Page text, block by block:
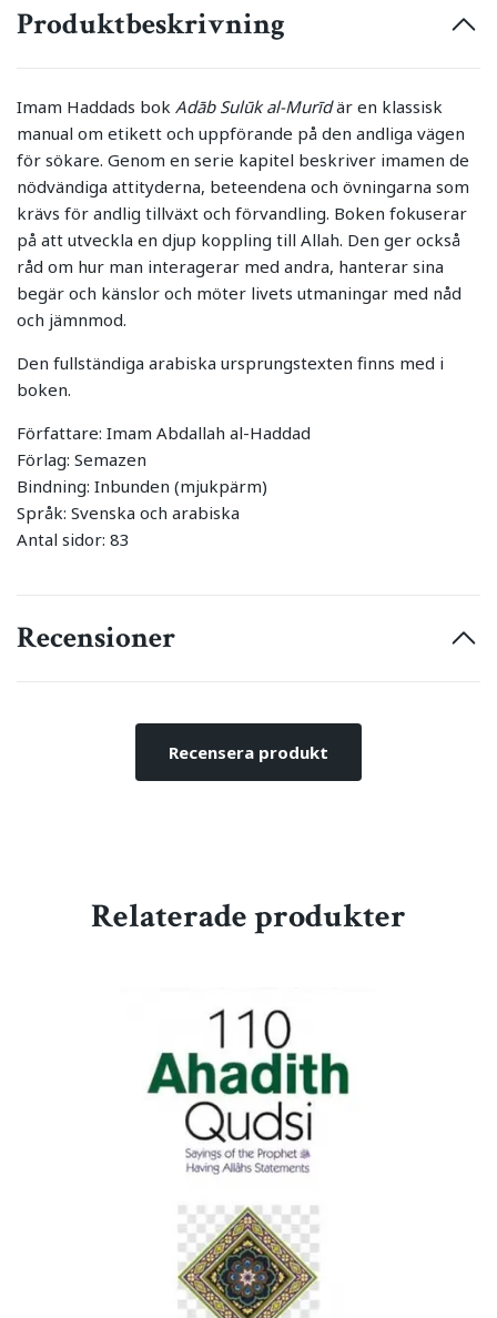
Produktbeskrivning
Imam Haddads bok Adāb Sulūk al-Murīdär en klassisk
manual om etikett och uppförande på den andliga vägen
för sökare. Genom en serie kapitel beskriver imamen de
nödvändiga attityderna, beteendena och övningarna som
krävs för andlig tillväxt och förvandling. Boken fokuserar
på att utveckla en djup koppling till Allah. Den ger också
råd om hur man interagerar med andra, hanterar sina
begär och känslor och möter livets utmaningar med nåd
och jämnmod.
Den fullständiga arabiska ursprungstexten finns med i
boken.
Författare: Imam Abdallah al-Haddad
Förlag: Semazen
Bindning: Inbunden (mjukpärm)
Språk: Svenska och arabiska
Antal sidor: 83
Recensioner
Recensera produkt
Relaterade produkter